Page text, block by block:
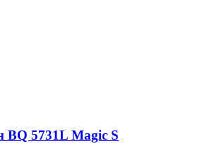
BQ 5731L Magic S